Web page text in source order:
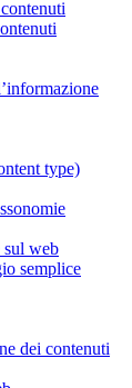
type)
sul web
semplice
dei contenuti